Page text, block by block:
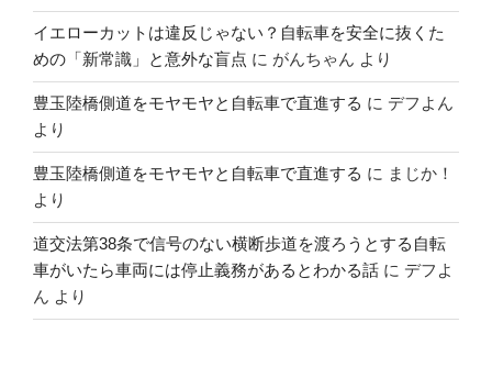
イエローカットは違反じゃない？自転車を安全に抜くた
めの「新常識」と意外な盲点 に がんちゃん より
豊玉陸橋側道をモヤモヤと自転車で直進する に デフよん
より
豊玉陸橋側道をモヤモヤと自転車で直進する に まじか！
より
道交法第38条で信号のない横断歩道を渡ろうとする自転
車がいたら車両には停止義務があるとわかる話 に デフよ
ん より